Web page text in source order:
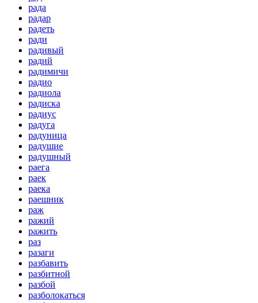
рада
радар
радеть
ради
радивый
радий
радимичи
радио
радиола
радиска
радиус
радуга
радуница
радушие
радушный
раега
раек
раека
раешник
раж
ражий
ражить
раз
разаги
разбавить
разбитной
разбой
разболокаться